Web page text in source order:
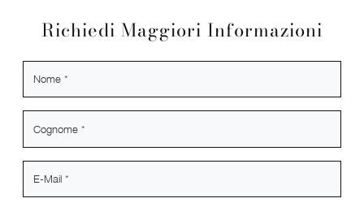
Richiedi Maggiori Informazioni